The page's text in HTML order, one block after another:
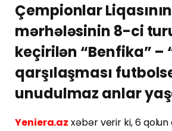
Çempionlar
mərhələsinin 8-ci
keçirilən “Benfika” –
qarşılaşması
unudulmaz anlar
Yeniera.az xəbər verir ki, 6 qolun